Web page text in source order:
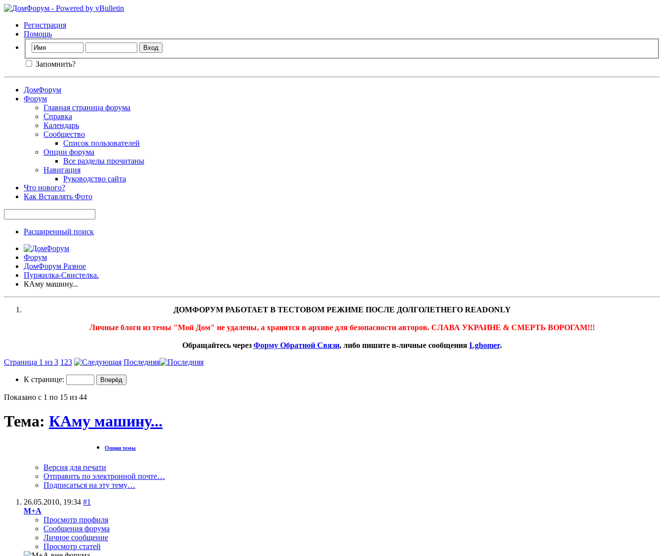
Регистрация
Помощь
Запомнить?
ДомФорум
Форум
Главная страница форума
Справка
Календарь
Сообщество
Список пользователей
Опции форума
Все разделы прочитаны
Навигация
Руководство сайта
Что нового?
Как Вставлять Фото
Расширенный поиск
Форум
ДомФорум Разное
Пуржилка-Свистелка.
КАму машину...
ДОМФОРУМ РАБОТАЕТ В ТЕСТОВОМ РЕЖИМЕ ПОСЛЕ ДОЛГОЛЕТНЕГО READONLY
Личные блоги из темы "Мой Дом" не удалены, а хранятся в архиве для безопасности авторов. СЛАВА УКРАИНЕ & СМЕРТЬ ВОРОГАМ!!!
Обращайтесь через Форму Обратной Связи, либо пишите в-личные сообщения Lghomer.
Страница 1 из 3 1 23 Последняя
К странице:
Показано с 1 по 15 из 44
Тема: КАму машину...
Опции темы
Версия для печати
Отправить по электронной почте…
Подписаться на эту тему…
26.05.2010, 19:34 #1
М+А
Просмотр профиля
Сообщения форума
Личное сообщение
Просмотр статей